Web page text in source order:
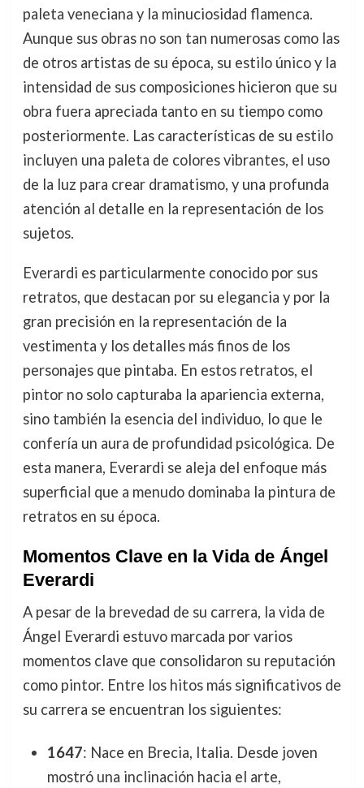
paleta veneciana y la minuciosidad flamenca.
Aunque sus obras no son tan numerosas como las
de otros artistas de su época, su estilo único y la
intensidad de sus composiciones hicieron que su
obra fuera apreciada tanto en su tiempo como
posteriormente. Las características de su estilo
incluyen una paleta de colores vibrantes, el uso
de la luz para crear dramatismo, y una profunda
atención al detalle en la representación de los
sujetos.
Everardi es particularmente conocido por sus
retratos, que destacan por su elegancia y por la
gran precisión en la representación de la
vestimenta y los detalles más finos de los
personajes que pintaba. En estos retratos, el
pintor no solo capturaba la apariencia externa,
sino también la esencia del individuo, lo que le
confería un aura de profundidad psicológica. De
esta manera, Everardi se aleja del enfoque más
superficial que a menudo dominaba la pintura de
retratos en su época.
Momentos Clave en la Vida de Ángel
Everardi
A pesar de la brevedad de su carrera, la vida de
Ángel Everardi estuvo marcada por varios
momentos clave que consolidaron su reputación
como pintor. Entre los hitos más significativos de
su carrera se encuentran los siguientes:
1647: Nace en Brecia, Italia. Desde joven
mostró una inclinación hacia el arte,